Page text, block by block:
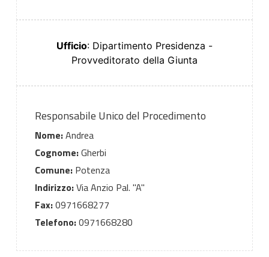
Ufficio: Dipartimento Presidenza -
Provveditorato della Giunta
Responsabile Unico del Procedimento
Nome:Andrea
Cognome:Gherbi
Comune:Potenza
Indirizzo:Via Anzio Pal. "A"
Fax:0971668277
Telefono:0971668280